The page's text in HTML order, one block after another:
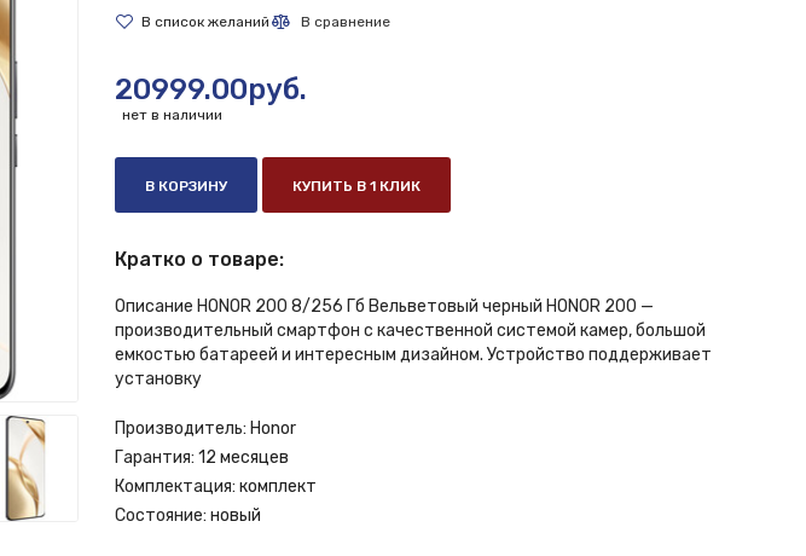
20999.00руб.
нет в наличии
В КОРЗИНУ КУПИТЬ В 1 КЛИК
Кратко о товаре:
Описание HONOR 200 8/256 Гб Вельветовый черный HONOR 200 —
производительный смартфон с качественной системой камер, большой
емкостью батареей и интересным дизайном. Устройство поддерживает
установку
Производитель: Honor
Гарантия: 12 месяцев
Комплектация: комплект
Состояние: новый